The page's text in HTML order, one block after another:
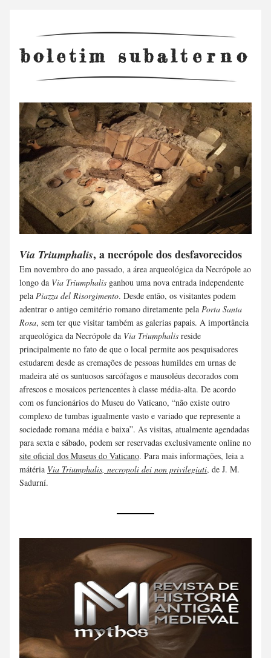
boletim subalterno
Via Triumphalis, a necrópole dos desfavorecidos
Em novembro do ano passado, a área arqueológica da Necrópole ao
longo da Via Triumphalis ganhou uma nova entrada independente
pela Piazza del Risorgimento. Desde então, os visitantes podem
adentrar o antigo cemitério romano diretamente pela Porta Santa
Rosa, sem ter que visitar também as galerias papais. A importância
arqueológica da Necrópole da Via Triumphalis reside
principalmente no fato de que o local permite aos pesquisadores
estudarem desde as cremações de pessoas humildes em urnas de
madeira até os suntuosos sarcófagos e mausoléus decorados com
afrescos e mosaicos pertencentes à classe média-alta. De acordo
com os funcionários do Museu do Vaticano, “não existe outro
complexo de tumbas igualmente vasto e variado que represente a
sociedade romana média e baixa”. As visitas, atualmente agendadas
site oficial dos Museus do Vaticano. Para mais informações, leia a
mátéria Via Triumphalis, necropoli dei non privilegiati, de J. M.
Sadurní.